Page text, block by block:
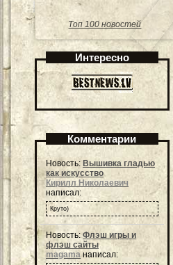
Топ 100 новостей
Интересно
Комментарии
Новость: Вышивка гладью
как искусство
Кирилл Николаевич
написал:
Круто)
Новость: Флэш игры и
флэш сайты
magamaнаписал: